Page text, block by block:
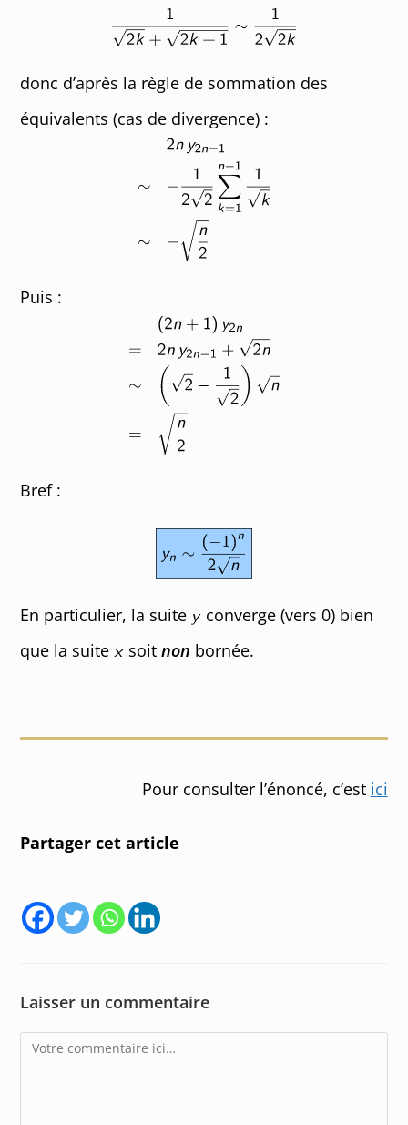
donc d’après la règle de sommation des
équivalents (cas de divergence) :
Puis :
Bref :
En particulier, la suite
converge (vers 0) bien
que la suite
soitnon bornée.
Pour consulter l’énoncé, c’est ici
Partager cet article
Laisser un commentaire
Comment